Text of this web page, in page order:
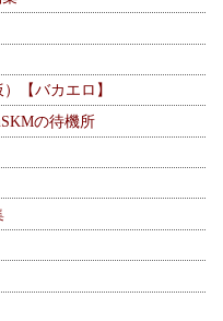
【バカエロ】
の待機所